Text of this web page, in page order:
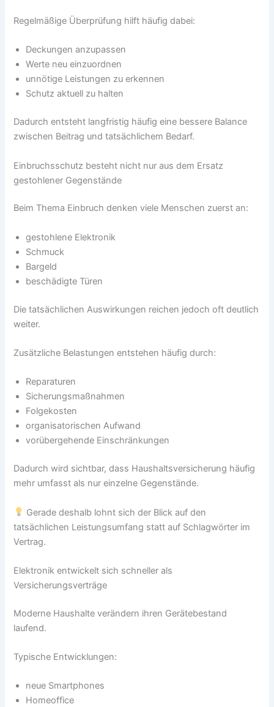
Regelmäßige Überprüfung hilft häufig dabei:
Deckungen anzupassen
Werte neu einzuordnen
unnötige Leistungen zu erkennen
Schutz aktuell zu halten
Dadurch entsteht langfristig häufig eine bessere Balance
zwischen Beitrag und tatsächlichem Bedarf.
Einbruchsschutz besteht nicht nur aus dem Ersatz
gestohlener Gegenstände
Beim Thema Einbruch denken viele Menschen zuerst an:
gestohlene Elektronik
Schmuck
Bargeld
beschädigte Türen
Die tatsächlichen Auswirkungen reichen jedoch oft deutlich
weiter.
Zusätzliche Belastungen entstehen häufig durch:
Reparaturen
Sicherungsmaßnahmen
Folgekosten
organisatorischen Aufwand
vorübergehende Einschränkungen
Dadurch wird sichtbar, dass Haushaltsversicherung häufig
mehr umfasst als nur einzelne Gegenstände.
Gerade deshalb lohnt sich der Blick auf den
tatsächlichen Leistungsumfang statt auf Schlagwörter im
Vertrag.
Elektronik entwickelt sich schneller als
Versicherungsverträge
Moderne Haushalte verändern ihren Gerätebestand
laufend.
Typische Entwicklungen:
neue Smartphones
Homeoffice